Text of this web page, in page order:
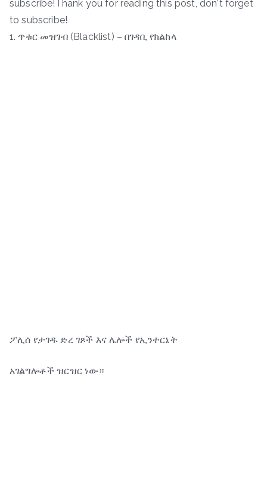
subscribe!Thank you for reading this post, don't forget
to subscribe!
1. ጥቁር መዝገብ (Blacklist) – በገዳቢ የክልከላ
ፖሊሰ የታገዱ ድረ ገጾች እና ሌሎች የኢንተርኔት
አገልግሎቶች ዝርዝር ነው።